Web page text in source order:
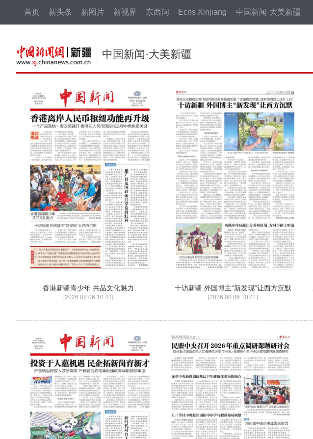
首页 新头条 新图片 新视界 东西问 Ecns Xinjiang 中国新闻·大美新疆
中国新闻·大美新疆
香港新疆青少年 共品文化魅力
[2026.08.06 10:41]
十访新疆 外国博主“新发现”让西方沉默
[2026.08.06 10:41]